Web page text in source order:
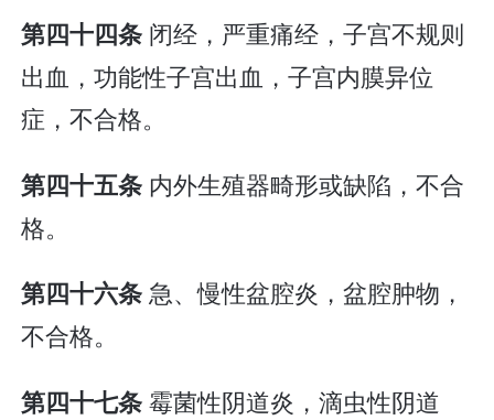
第四十四条 闭经，严重痛经，子宫不规则
出血，功能性子宫出血，子宫内膜异位
症，不合格。
第四十五条 内外生殖器畸形或缺陷，不合
格。
第四十六条急、慢性盆腔炎，盆腔肿物，
不合格。
第四十七条霉菌性阴道炎，滴虫性阴道